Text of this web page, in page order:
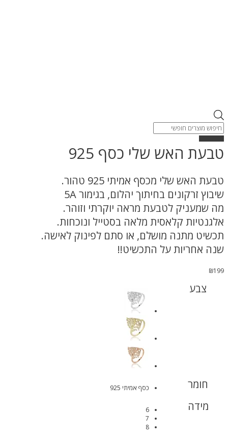
Products
search
טבעת האש שלי כסף 925
טבעת האש שלי מכסף אמיתי 925 טהור.
שיבוץ זרקונים בחיתוך יהלום, בגימור 5A
מה שמעניק לטבעת מראה יוקרתי וזוהר.
אלגנטיות קלאסית מלאה בסטייל ונוכחות.
תכשיט מתנה מושלם, או סתם לפינוק לאישה.
שנה אחריות על התכשיט!!
₪199
צבע
חומר כסף אמיתי 925
מידה
6
7
8